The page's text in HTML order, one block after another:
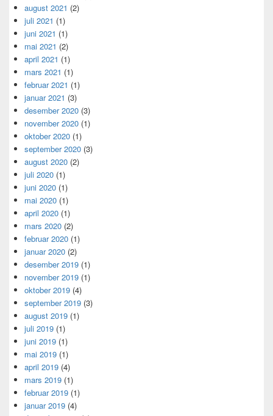
august 2021 (2)
juli 2021 (1)
juni 2021 (1)
mai 2021 (2)
april 2021 (1)
mars 2021 (1)
februar 2021 (1)
januar 2021 (3)
desember 2020 (3)
november 2020 (1)
oktober 2020 (1)
september 2020 (3)
august 2020 (2)
juli 2020 (1)
juni 2020 (1)
mai 2020 (1)
april 2020 (1)
mars 2020 (2)
februar 2020 (1)
januar 2020 (2)
desember 2019 (1)
november 2019 (1)
oktober 2019 (4)
september 2019 (3)
august 2019 (1)
juli 2019 (1)
juni 2019 (1)
mai 2019 (1)
april 2019 (4)
mars 2019 (1)
februar 2019 (1)
januar 2019 (4)